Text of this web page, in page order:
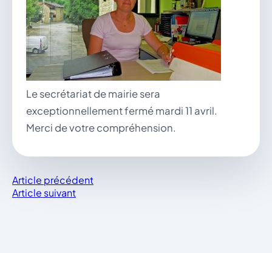
04 74 38 22 78
mairie@douvres.fr
140 Place de la Babillière, 01500 Douvres
Contacter la mairie
Le guichet des associations
publier une annonce
Le secrétariat de mairie sera
exceptionnellement fermé mardi 11 avril.
Merci de votre compréhension.
Article précédent
Article suivant